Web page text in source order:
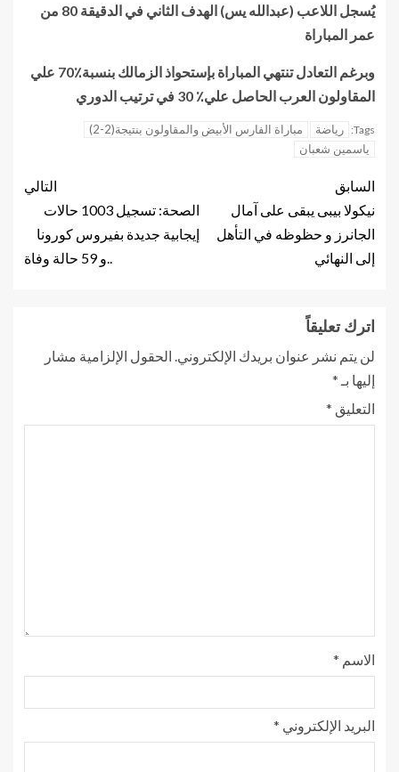
يُسجل اللاعب (عبدالله يس) الهدف الثاني في الدقيقة 80 من
عمر المباراة
وبرغم التعادل تنتهي المباراة بإستحواذ الزمالك بنسبة٪70 علي
المقاولون العرب الحاصل علي٪ 30 في ترتيب الدوري
Tags: رياضة
مباراة الفارس الأبيض والمقاولون بنتيجة(2-2)
ياسمين شعبان
السابق
نيكولا بيبى يبقى على آمال
الجانرز و حظوظه في التأهل
إلى النهائي
التالي
الصحة: تسجيل 1003 حالات
إيجابية جديدة بفيروس كورونا
..و 59 حالة وفاة
اترك تعليقاً
لن يتم نشر عنوان بريدك الإلكتروني. الحقول الإلزامية مشار
إليها بـ *
التعليق *
الاسم *
البريد الإلكتروني *